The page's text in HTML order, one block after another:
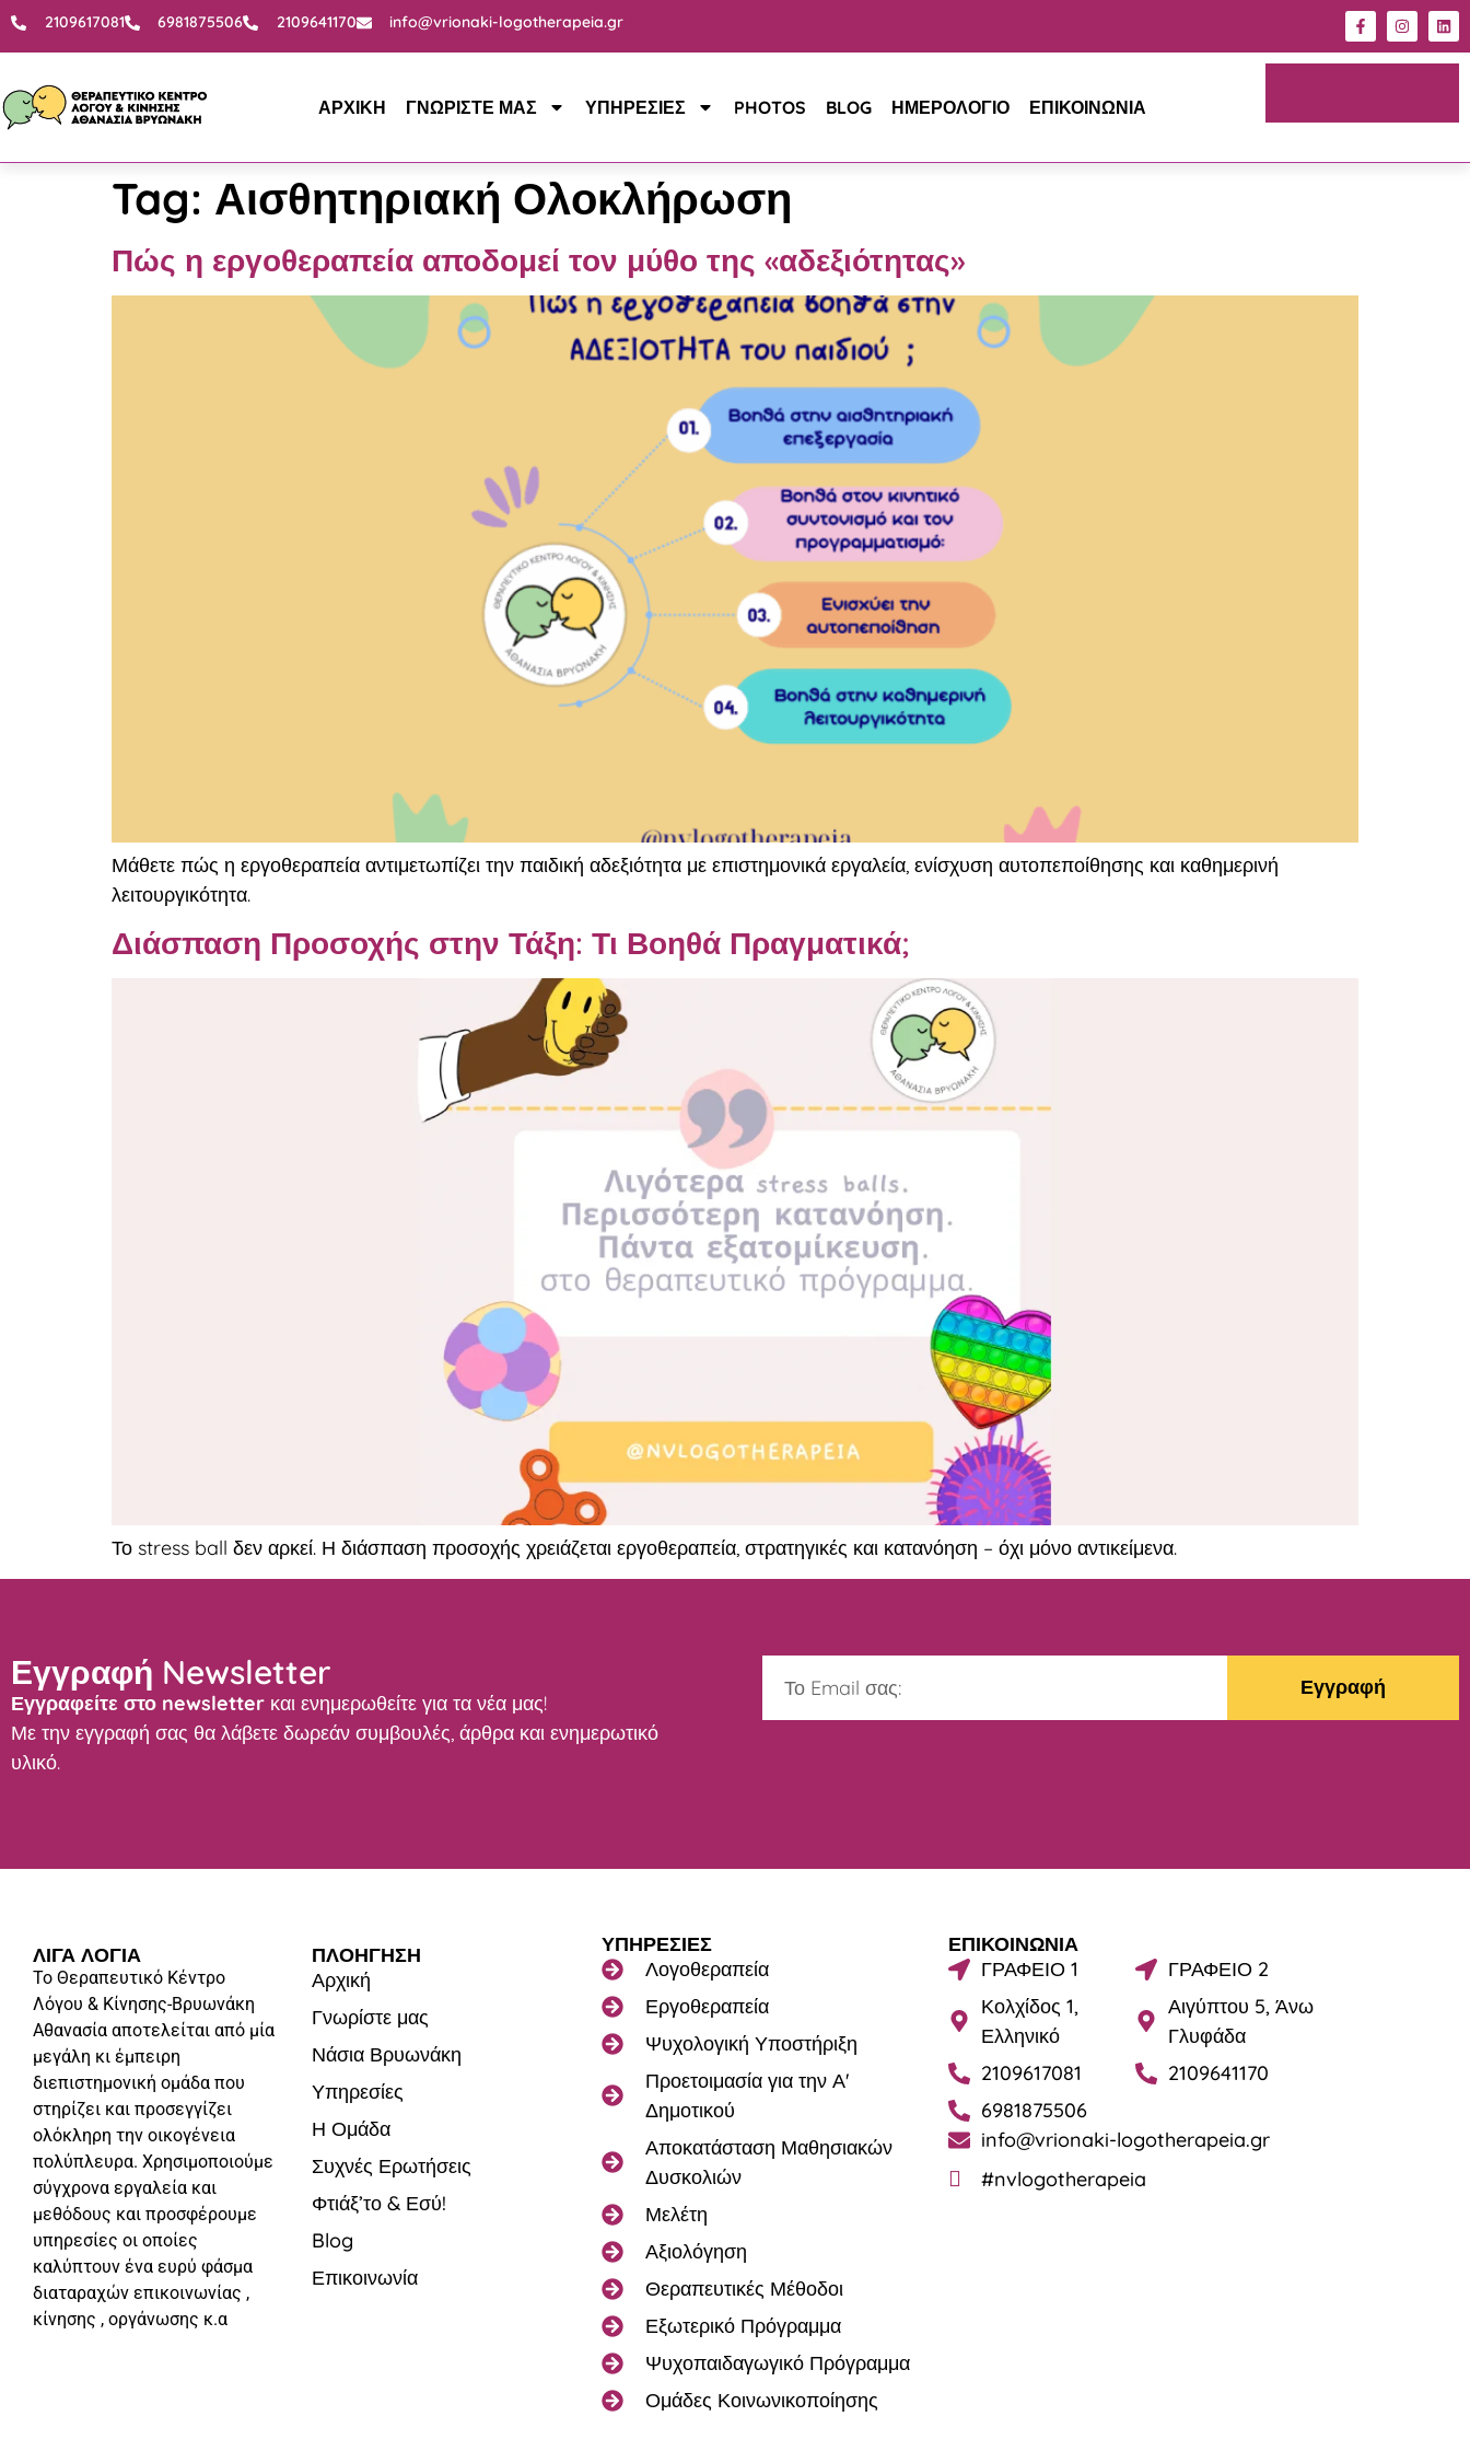
2109617081 6981875506 2109641170 info@vrionaki-logotherapeia.gr
ΑΡΧΙΚΗ ΓΝΩΡΙΣΤΕ ΜΑΣ ΥΠΗΡΕΣΙΕΣ PHOTOS BLOG ΗΜΕΡΟΛΟΓΙΟ ΕΠΙΚΟΙΝΩΝΙΑ
Tag: Αισθητηριακή Ολοκλήρωση
Πώς η εργοθεραπεία αποδομεί τον μύθο της «αδεξιότητας»
Μάθετε πώς η εργοθεραπεία αντιμετωπίζει την παιδική αδεξιότητα με επιστημονικά εργαλεία, ενίσχυση αυτοπεποίθησης και καθημερινή
λειτουργικότητα.
Διάσπαση Προσοχής στην Τάξη: Τι Βοηθά Πραγματικά;
Το stress ball δεν αρκεί. Η διάσπαση προσοχής χρειάζεται εργοθεραπεία, στρατηγικές και κατανόηση – όχι μόνο αντικείμενα.
Εγγραφή Newsletter
Εγγραφείτε στο newsletter και ενημερωθείτε για τα νέα μας!
Με την εγγραφή σας θα λάβετε δωρεάν συμβουλές, άρθρα και ενημερωτικό
υλικό.
Εγγραφή
ΛΙΓΑ ΛΟΓΙΑ
Το Θεραπευτικό Κέντρο
Λόγου & Κίνησης-Βρυωνάκη
Αθανασία αποτελείται από μία
μεγάλη κι έμπειρη
διεπιστημονική ομάδα που
στηρίζει και προσεγγίζει
ολόκληρη την οικογένεια
πολύπλευρα. Χρησιμοποιούμε
σύγχρονα εργαλεία και
μεθόδους και προσφέρουμε
υπηρεσίες οι οποίες
καλύπτουν ένα ευρύ φάσμα
διαταραχών επικοινωνίας ,
κίνησης , οργάνωσης κ.α
ΠΛΟΗΓΗΣΗ
Αρχική
Γνωρίστε μας
Νάσια Βρυωνάκη
Υπηρεσίες
Η Ομάδα
Συχνές Ερωτήσεις
Φτιάξ’το & Εσύ!
Blog
Επικοινωνία
ΥΠΗΡΕΣΙΕΣ
Λογοθεραπεία
Εργοθεραπεία
Ψυχολογική Υποστήριξη
Προετοιμασία για την Α'
Δημοτικού
Αποκατάσταση Μαθησιακών
Δυσκολιών
Μελέτη
Αξιολόγηση
Θεραπευτικές Μέθοδοι
Εξωτερικό Πρόγραμμα
Ψυχοπαιδαγωγικό Πρόγραμμα
Ομάδες Κοινωνικοποίησης
ΕΠΙΚΟΙΝΩΝΙΑ
ΓΡΑΦΕΙΟ 1
Κολχίδος 1,
Ελληνικό
2109617081
6981875506
ΓΡΑΦΕΙΟ 2
Αιγύπτου 5, Άνω
Γλυφάδα
2109641170
info@vrionaki-logotherapeia.gr
#nvlogotherapeia